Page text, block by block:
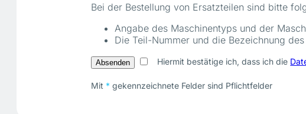
Bei der Bestellung von Ersatzteilen sind bitte
Angabe des Maschinentyps und der
Die Teil-Nummer und die Bezeichnung
Hiermit bestätige ich, dass ich die
Mit * gekennzeichnete Felder sind Pflichtfelder